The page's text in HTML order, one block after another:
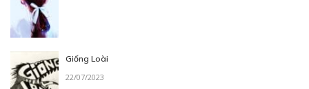
Giống Loài
22/07/2023